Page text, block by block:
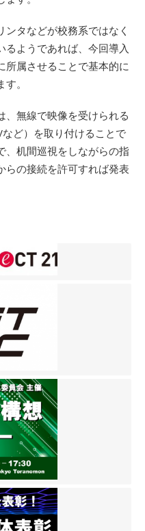
ンタなどが校務系ではなく
るようであれば、今回導入
所属させることで基本的に
。
、無線で映像を受けられる
ど）を取り付けることで
、机間巡視をしながらの指
らの接続を許可すれば発表